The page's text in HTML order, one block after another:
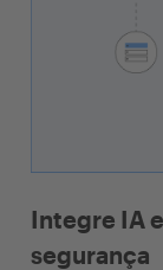
Integre IA
segurança